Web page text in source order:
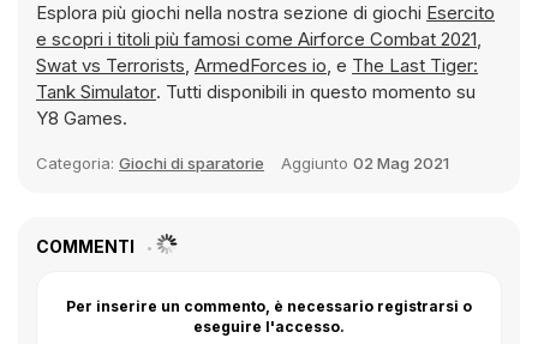
Esplora più giochi nella nostra sezione di giochi Esercito
e scopri i titoli più famosi come Airforce Combat 2021,
Swat vs Terrorists, ArmedForces io, e The Last Tiger:
Tank Simulator. Tutti disponibili in questo momento su
Y8 Games.
Categoria: Giochi di sparatorie Aggiunto 02 Mag 2021
COMMENTI
Per inserire un commento, è necessario registrarsi o
eseguire l'accesso.